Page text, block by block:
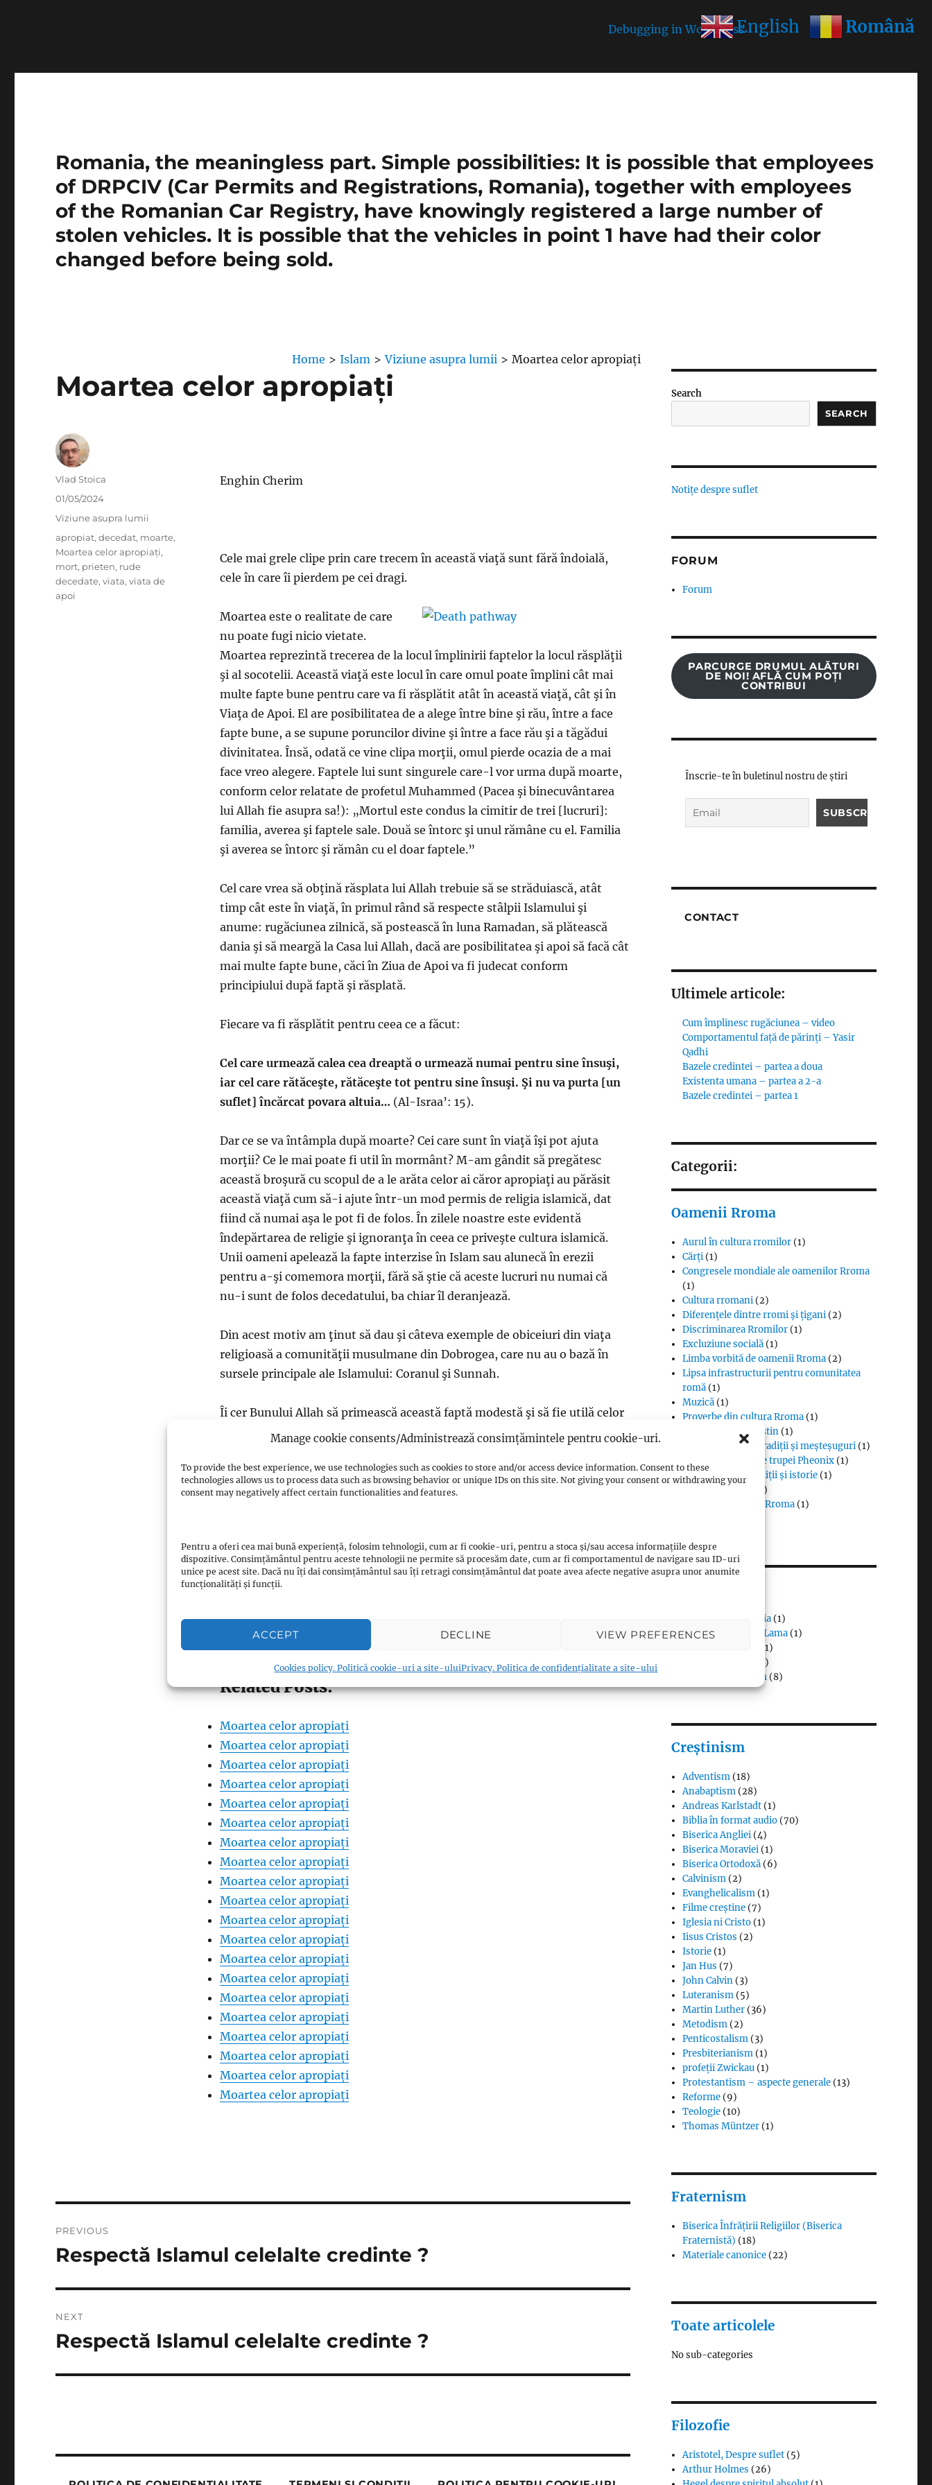
Manage cookie consents/Administrează consimțămintele pentru cookie-uri.
To provide the best experience, we use technologies such as cookies to store and/or access device information. Consent to these
technologies allows us to process data such as browsing behavior or unique IDs on this site. Not giving your consent or withdrawing your
consent may negatively affect certain functionalities and features.
Pentru a oferi cea mai bună experiență, folosim tehnologii, cum ar fi cookie-uri, pentru a stoca și/sau accesa informațiile despre
dispozitive. Consimțământul pentru aceste tehnologii ne permite să procesăm date, cum ar fi comportamentul de navigare sau ID-uri
unice pe acest site. Dacă nu îți dai consimțământul sau îți retragi consimțământul dat poate avea afecte negative asupra unor anumite
funcționalități și funcții.
ACCEPT DECLINE VIEW PREFERENCES
Cookies policy. Politică cookie-uri a site-uluiPrivacy. Politica de confidențialitate a site-ului
Debugging in WordPressfor more information. (This
Romania, the meaningless part. Simple possibilities: It is possible that employees
of DRPCIV (Car Permits and Registrations, Romania), together with employees
of the Romanian Car Registry, have knowingly registered a large number of
stolen vehicles. It is possible that the vehicles in point 1 have had their color
changed before being sold.
Home > Islam > Viziune asupra lumii > Moartea celor apropiați
Moartea celor apropiați
Enghin Cherim
Cele mai grele clipe prin care trecem în această viaţă sunt fără îndoială,
cele în care îi pierdem pe cei dragi.
Moartea este o realitate de care
nu poate fugi nicio vietate.
Moartea reprezintă trecerea de la locul împlinirii faptelor la locul răsplăţii
şi al socotelii. Această viaţă este locul în care omul poate împlini cât mai
multe fapte bune pentru care va fi răsplătit atât în această viaţă, cât şi în
Viaţa de Apoi. El are posibilitatea de a alege între bine şi rău, între a face
fapte bune, a se supune poruncilor divine şi între a face rău şi a tăgădui
divinitatea. Însă, odată ce vine clipa morţii, omul pierde ocazia de a mai
face vreo alegere. Faptele lui sunt singurele care-l vor urma după moarte,
conform celor relatate de profetul Muhammed (Pacea şi binecuvântarea
lui Allah fie asupra sa!): „Mortul este condus la cimitir de trei [lucruri]:
familia, averea şi faptele sale. Două se întorc şi unul rămâne cu el. Familia
şi averea se întorc şi rămân cu el doar faptele.”
Cel care vrea să obţină răsplata lui Allah trebuie să se străduiască, atât
timp cât este în viaţă, în primul rând să respecte stâlpii Islamului şi
anume: rugăciunea zilnică, să postească în luna Ramadan, să plătească
dania şi să meargă la Casa lui Allah, dacă are posibilitatea şi apoi să facă cât
mai multe fapte bune, căci în Ziua de Apoi va fi judecat conform
principiului după faptă şi răsplată.
Fiecare va fi răsplătit pentru ceea ce a făcut:
Cel care urmează calea cea dreaptă o urmează numai pentru sine însuşi,
iar cel care rătăceşte, rătăceşte tot pentru sine însuşi. Şi nu va purta [un
suflet] încărcat povara altuia… (Al-Israa’: 15).
Dar ce se va întâmpla după moarte? Cei care sunt în viaţă îşi pot ajuta
morţii? Ce le mai poate fi util în mormânt? M-am gândit să pregătesc
această broşură cu scopul de a le arăta celor ai căror apropiaţi au părăsit
această viaţă cum să-i ajute într-un mod permis de religia islamică, dat
fiind că numai aşa le pot fi de folos. În zilele noastre este evidentă
îndepărtarea de religie şi ignoranţa în ceea ce priveşte cultura islamică.
Unii oameni apelează la fapte interzise în Islam sau alunecă în erezii
pentru a-şi comemora morţii, fără să ştie că aceste lucruri nu numai că
nu-i sunt de folos decedatului, ba chiar îl deranjează.
Din acest motiv am ţinut să dau şi câteva exemple de obiceiuri din viaţa
religioasă a comunităţii musulmane din Dobrogea, care nu au o bază în
sursele principale ale Islamului: Coranul şi Sunnah.
Îi cer Bunului Allah să primească această faptă modestă şi să fie utilă celor
care o vor citi.
Views: 2
Facebook
Email
Shares
Related Posts:
Moartea celor apropiați
Moartea celor apropiați
Moartea celor apropiați
Moartea celor apropiați
Moartea celor apropiați
Moartea celor apropiați
Moartea celor apropiați
Moartea celor apropiați
Moartea celor apropiați
Moartea celor apropiați
Moartea celor apropiați
Moartea celor apropiați
Moartea celor apropiați
Moartea celor apropiați
Moartea celor apropiați
Moartea celor apropiați
Moartea celor apropiați
Moartea celor apropiați
Moartea celor apropiați
Moartea celor apropiați
Author
Vlad Stoica
Posted
on
01/05/2024
Categories
Viziune asupra lumii
Tags
apropiat,decedat, moarte,
Moartea celor apropiați,
mort, prieten, rude
decedate,viata,viata de
apoi
navigation
PREVIOUS
Previous
Respectă Islamul celelalte credinte ?
NEXT
Next
Respectă Islamul celelalte credinte ?
Search
SEARCH
Notițe despre suflet
FORUM
Forum
PARCURGE DRUMUL ALĂTURI
DE NOI! AFLĂ CUM POȚI
CONTRIBUI
Înscrie-te în buletinul nostru de știri
CONTACT
Ultimele articole:
Cum împlinesc rugăciunea – video
Comportamentul față de părinți – Yasir
Qadhi
Bazele credintei – partea a doua
Existenta umana – partea a 2-a
Bazele credintei – partea 1
Categorii:
Oamenii Rroma
Aurul în cultura rromilor (1)
Cărți (1)
Congresele mondiale ale oamenilor Rroma
(1)
Cultura rromani (2)
Diferențele dintre rromi și țigani (2)
Discriminarea Rromilor (1)
Excluziune socială (1)
Limba vorbită de oamenii Rroma (2)
Lipsa infrastructurii pentru comunitatea
romă (1)
Muzică (1)
Proverbe din cultura Rroma (1)
Romii și cultul creștin (1)
Rromii căldărari: tradiții și meșteșuguri (1)
Rromii în melodiile trupei Pheonix (1)
Rromii slătari: tradiții și istorie (1)
(1)
Steagul oamenilor Rroma (1)
Budismul în Japonia (1)
Interviuri cu Dalai Lama (1)
(1)
(1)
Termeni în budism (8)
Creștinism
Adventism (18)
Anabaptism (28)
Andreas Karlstadt (1)
Biblia în format audio (70)
Biserica Angliei (4)
Biserica Moraviei (1)
Biserica Ortodoxă (6)
Calvinism (2)
Evanghelicalism (1)
Filme creștine (7)
Iglesia ni Cristo (1)
Iisus Cristos (2)
Istorie (1)
Jan Hus (7)
John Calvin (3)
Luteranism (5)
Martin Luther (36)
Metodism (2)
Penticostalism (3)
Presbiterianism (1)
profeții Zwickau (1)
Protestantism – aspecte generale (13)
Reforme (9)
Teologie (10)
Thomas Müntzer (1)
Fraternism
Biserica Înfrățirii Religiilor (Biserica
Fraternistă) (18)
Materiale canonice (22)
Toate articolele
No sub-categories
Filozofie
Aristotel, Despre suflet (5)
Arthur Holmes (26)
English Română